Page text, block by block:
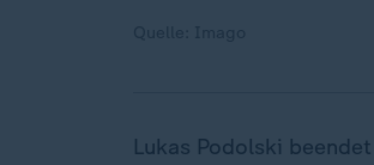
Lukas Podolski